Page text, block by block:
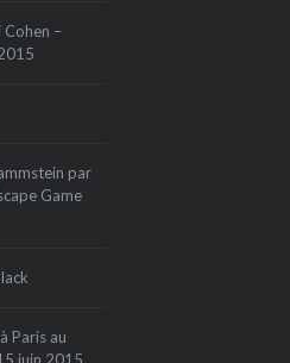
–
par
Game
Paris au
juin 2015